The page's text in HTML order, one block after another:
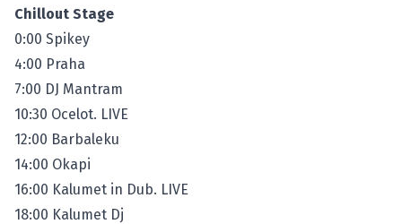
Chillout Stage
0:00 Spikey
4:00 Praha
7:00 DJ Mantram
10:30 Ocelot. LIVE
12:00 Barbaleku
14:00 Okapi
16:00 Kalumet in Dub. LIVE
18:00 Kalumet Dj